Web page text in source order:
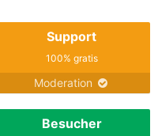
Support
100% gratis
Moderation
Besucher